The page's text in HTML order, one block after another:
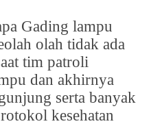
Gading lampu
olah tidak ada
tim patroli
dan akhirnya
serta banyak
kesehatan